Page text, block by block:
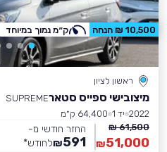
ראשון לציון
מיצובישי ספייס סטארSUPREME
2022 יד 1
64,400 ק״מ
61,500 ₪
51,000
₪
החזר חודשי מ-
591
₪לחודש*
10,500 ₪ הנחה ק״מ נמוך במיוחד